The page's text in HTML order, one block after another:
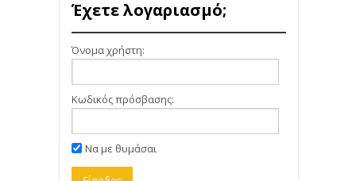
Έχετε λογαριασμό;
Όνομα χρήστη:
Κωδικός πρόσβασης:
Να με θυμάσαι